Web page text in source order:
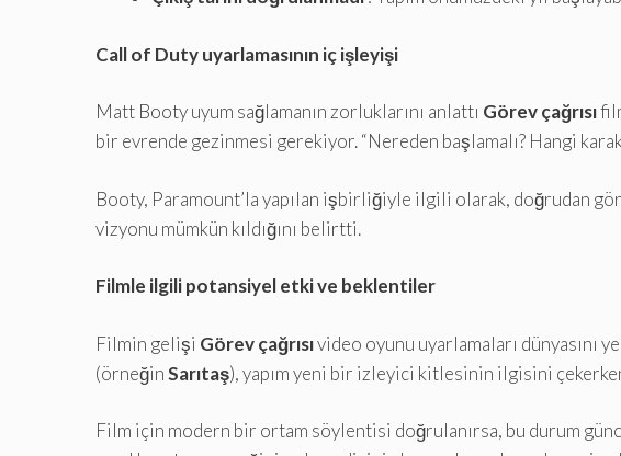
Call of Duty uyarlamasının iç işleyişi
Matt Booty uyum sağlamanın zorluklarını anlattı Görev çağrısı
bir evrende gezinmesi gerekiyor. “Nereden başlamalı? Hangi
Booty, Paramount’la yapılan işbirliğiyle ilgili olarak, doğrudan
vizyonu mümkün kıldığını belirtti.
Filmle ilgili potansiyel etki ve beklentiler
Filmin gelişi Görev çağrısıvideo oyunu uyarlamaları dünyasını
(örneğinSarıtaş), yapım yeni bir izleyici kitlesinin ilgisini
Film için modern bir ortam söylentisi doğrulanırsa, bu durum